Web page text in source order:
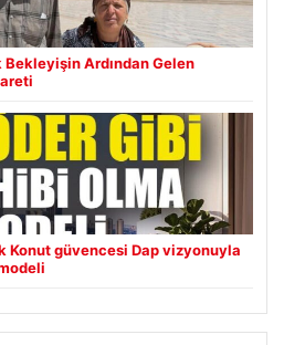
Bekleyişin Ardından Gelen
Konut güvencesi Dap vizyonuyla